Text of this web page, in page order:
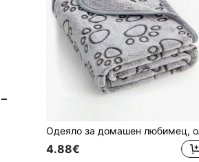
Одеяло за домашен
4.88€